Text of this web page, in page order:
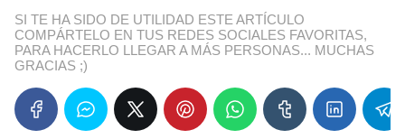
SI TE HA SIDO DE UTILIDAD ESTE ARTÍCULO
COMPÁRTELO EN TUS REDES SOCIALES FAVORITAS,
PARA HACERLO LLEGAR A MÁS PERSONAS... MUCHAS
GRACIAS ;)